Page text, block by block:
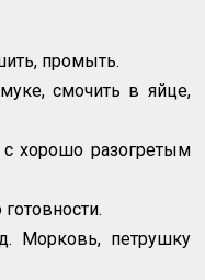
промыть.
смочить в яйце,
хорошо разогретым
Морковь, петрушку